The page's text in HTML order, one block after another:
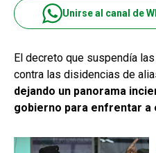
Unirse al canal de
El decreto que suspendía
contra las disidencias de
dejando un panorama
gobierno para enfrentar a